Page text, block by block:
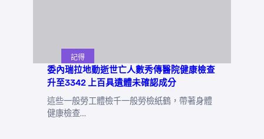
記得
委內瑞拉地動逝世亡人數秀傳醫院健康檢查
升至3342 上百具遺體未確認成分
這些一般勞工體檢千一般勞檢紙鶴，帶著身體
健康檢查…